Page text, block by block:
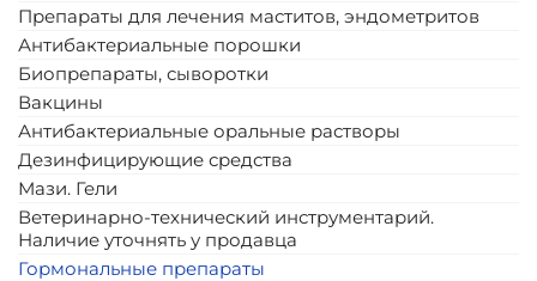
Препараты для лечения маститов, эндометритов
Антибактериальные порошки
Биопрепараты, сыворотки
Вакцины
Антибактериальные оральные растворы
Дезинфицирующие средства
Мази. Гели
Ветеринарно-технический инструментарий.
Наличие уточнять у продавца
Гормональные препараты